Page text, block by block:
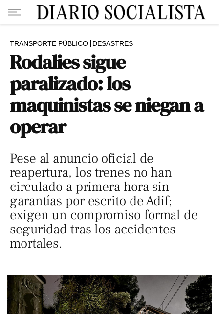
TRANSPORTE PÚBLICO DESASTRES
Rodalies sigue
paralizado: los
maquinistas se niegan a
operar
Pese al anuncio oficial de
reapertura, los trenes no han
circulado a primera hora sin
garantías por escrito de Adif;
exigen un compromiso formal de
seguridad tras los accidentes
mortales.